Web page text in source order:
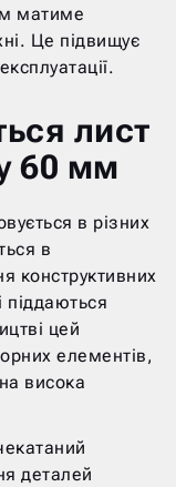
матиме
Це підвищує
лист
60 мм
в різних
в
конструктивних
піддаються
цей
елементів,
висока
деталей